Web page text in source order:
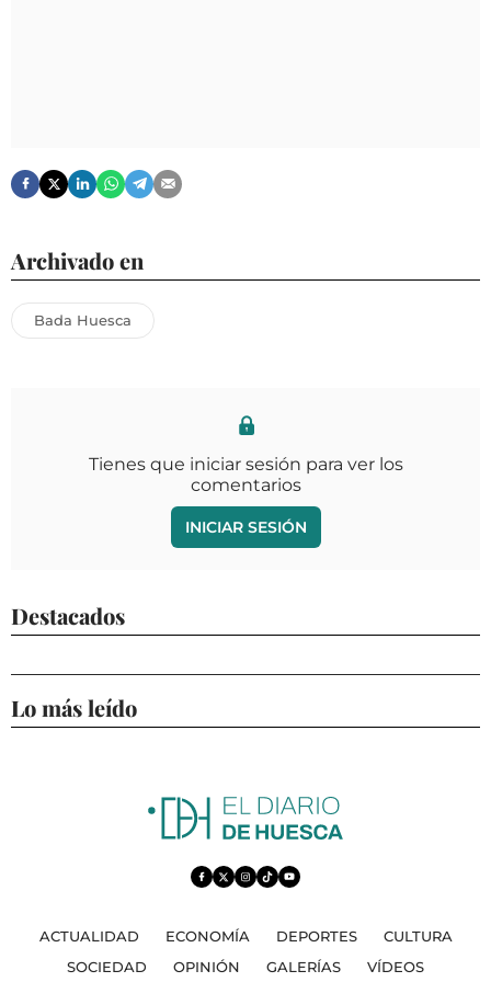
Archivado en
Bada Huesca
Tienes que iniciar sesión para ver los
comentarios
INICIAR SESIÓN
Destacados
Lo más leído
ACTUALIDAD ECONOMÍA DEPORTES
CULTURA
SOCIEDAD
OPINIÓN GALERÍAS VÍDEOS